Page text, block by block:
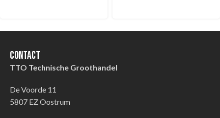
Contact
TTO Technische Groothandel
De Voorde 11
5807 EZ Oostrum